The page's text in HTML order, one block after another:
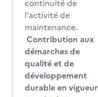
continuité de
l'activité de
maintenance.
Contribution aux
démarches de
qualité et de
développement
durable en vigueur